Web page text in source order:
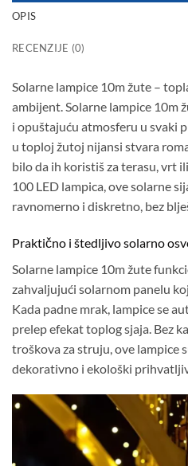
OPIS
RECENZIJE (0)
Solarne lampice 10m žute –
ambijent. Solarne lampice
i opuštajuću atmosferu u svaki
u toploj žutoj nijansi stvara
bilo da ih koristiš za terasu, vrt
100 LED lampica, ove solarne
ravnomerno i diskretno, bez
Praktično i štedljivo solarno
Solarne lampice 10m žute
zahvaljujući solarnom panelu
Kada padne mrak, lampice se
prelep efekat toplog sjaja. Bez
troškova za struju, ove lampice
dekorativno i ekološki